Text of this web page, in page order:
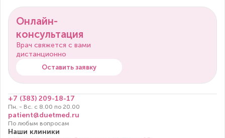
Онлайн-
консультация
Врач свяжется с вами
дистанционно
Оставить заявку
+7 (383) 209-18-17
Пн. - Вс. с 8.00 по 20.00
patient@duetmed.ru
По любым вопросам
Наши клиники